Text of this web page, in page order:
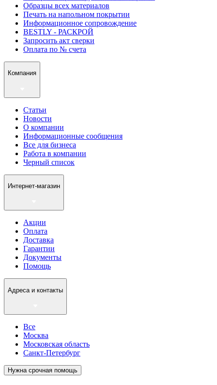
Образцы всех материалов
Печать на напольном покрытии
Информационное сопровождение
BESTLY - РАСКРОЙ
Запросить акт сверки
Оплата по № счета
Компания
Статьи
Новости
О компании
Информационные сообщения
Все для бизнеса
Работа в компании
Черный список
Интернет-магазин
Акции
Оплата
Доставка
Гарантии
Документы
Помощь
Адреса и контакты
Все
Москва
Московская область
Санкт-Петербург
Нужна срочная помощь